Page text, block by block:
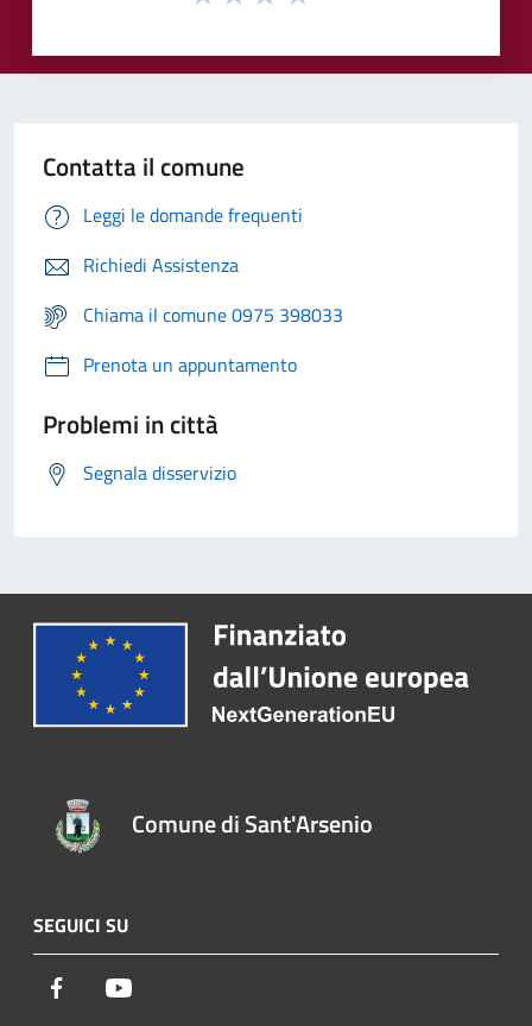
Contatta il comune
Leggi le domande frequenti
Richiedi Assistenza
Chiama il comune 0975 398033
Prenota un appuntamento
Problemi in città
Segnala disservizio
Comune di Sant'Arsenio
SEGUICI SU
Facebook